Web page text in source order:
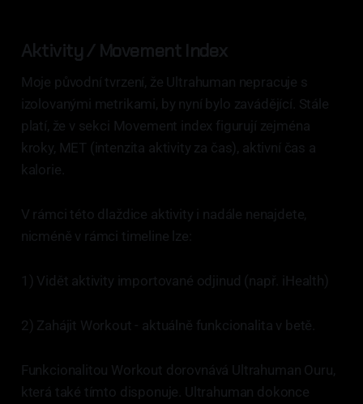
Aktivity / Movement Index
Moje původní tvrzení, že Ultrahuman nepracuje s
izolovanými metrikami, by nyní bylo zavádějící. Stále
platí, že v sekci Movement index figurují zejména
kroky, MET (intenzita aktivity za čas), aktivní čas a
kalorie.
V rámci této dlaždice aktivity i nadále nenajdete,
nicméně v rámci timeline lze:
1) Vidět aktivity importované odjinud (např. iHealth)
2) Zahájit Workout - aktuálně funkcionalita v betě.
Funkcionalitou Workout dorovnává Ultrahuman Ouru,
která také tímto disponuje. Ultrahuman dokonce